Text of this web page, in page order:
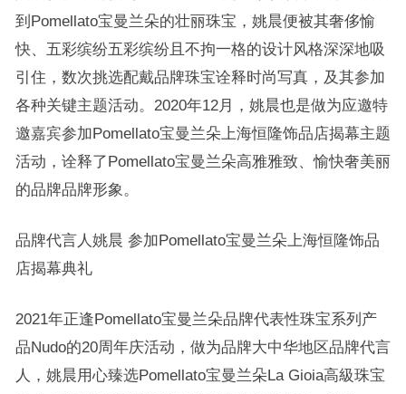
到Pomellato宝曼兰朵的壮丽珠宝，姚晨便被其奢侈愉
快、五彩缤纷五彩缤纷且不拘一格的设计风格深深地吸
引住，数次挑选配戴品牌珠宝诠释时尚写真，及其参加
各种关键主题活动。2020年12月，姚晨也是做为应邀特
邀嘉宾参加Pomellato宝曼兰朵上海恒隆饰品店揭幕主题
活动，诠释了Pomellato宝曼兰朵高雅雅致、愉快奢美丽
的品牌品牌形象。
品牌代言人姚晨 参加Pomellato宝曼兰朵上海恒隆饰品
店揭幕典礼
2021年正逢Pomellato宝曼兰朵品牌代表性珠宝系列产
品Nudo的20周年庆活动，做为品牌大中华地区品牌代言
人，姚晨用心臻选Pomellato宝曼兰朵La Gioia高級珠宝